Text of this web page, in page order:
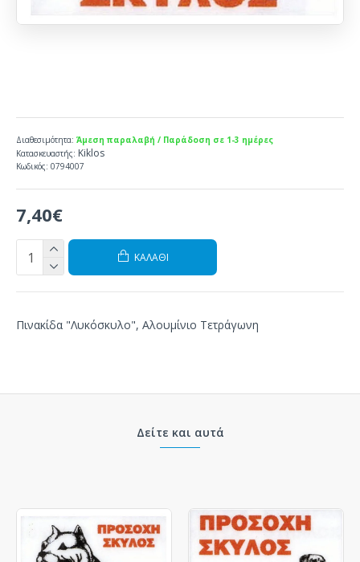
7,40€
Διαθεσιμότητα: Άμεση παραλαβή / Παράδοση σε 1-3 ημέρες
Κατασκευαστής: Kiklos
Κωδικός: 0794007
ΚΑΛΆΘΙ
Πινακίδα "Λυκόσκυλο", Αλουμίνιο Τετράγωνη
Δείτε και αυτά